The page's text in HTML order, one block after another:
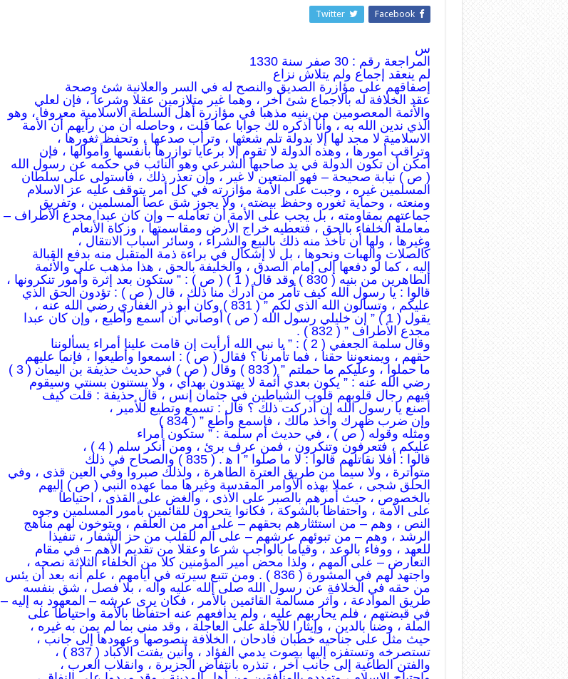
Facebook
Twitter
س
المراجعة رقم : 30 صفر سنة 1330
لم ينعقد إجماع ولم يتلاش نزاع
إصفاقهم على مؤازرة الصديق والنصح له في السر والعلانية شئ وصحة
عقد الخلافة له بالاجماع شئ آخر ، وهما غير متلازمين عقلا وشرعا ، فإن لعلي
والأئمة المعصومين من بنيه مذهبا في مؤازرة أهل السلطة الاسلامية معروفا ، وهو
الذي ندين الله به ، وأنا أذكره لك جوابا عما قلت ، وحاصله أن من رأيهم أن الأمة
الاسلامية لا مجد لها إلا بدولة تلم شعثها ، وترأب صدعها ، وتحفظ ثغورها ،
وتراقب أمورها ، وهذه الدولة لا تقوم إلا برعايا توازرها بأنفسها وأموالها ، فإن
أمكن أن تكون الدولة في يد صاحبها الشرعي وهو النائب في حكمه عن رسول الله
( ص ) نيابة صحيحة – فهو المتعين لا غير ، وإن تعذر ذلك ، فاستولى على سلطان
المسلمين غيره ، وجبت على الأمة مؤازرته في كل أمر يتوقف عليه عز الاسلام
ومنعته ، وحماية ثغوره وحفظ بيضته ، ولا يجوز شق عصا المسلمين ، وتفريق
جماعتهم بمقاومته ، بل يجب على الأمة أن تعامله – وإن كان عبدا مجدع الأطراف –
معاملة الخلفاء بالحق ، فتعطيه خراج الأرض ومقاسمتها ، وزكاة الأنعام
وغيرها ، ولها أن تأخذ منه ذلك بالبيع والشراء ، وسائر أسباب الانتقال ،
كالصلات والهبات ونحوها ، بل لا إشكال في براءة ذمة المتقبل منه بدفع القبالة
إليه ، كما لو دفعها إلى إمام الصدق ، والخليفة بالحق ، هذا مذهب علي والأئمة
الطاهرين من بنيه ( 830 ) وقد قال ( 1 ) ( ص ) : ” ستكون بعد إثرة وأمور تنكرونها ،
قالوا : يا رسول الله كيف تأمر من أدرك منا ذلك ، قال ( ص ) : تؤدون الحق الذي
عليكم ، وتسألون الله الذي لكم ” ( 831 ) وكان أبو ذر الغفاري رضي الله عنه ،
يقول ( 1 ) ” إن خليلي رسول الله ( ص ) أوصاني أن أسمع وأطيع ، وإن كان عبدا
مجدع الأطراف ” ( 832 ) .
وقال سلمة الجعفي ( 2 ) : ” يا نبي الله أرأيت إن قامت علينا أمراء يسألوننا
حقهم ، ويمنعوننا حقنا ، فما تأمرنا ؟ فقال ( ص ) : اسمعوا وأطيعوا ، فإنما عليهم
ما حملوا ، وعليكم ما حملتم ” ( 833 ) وقال ( ص ) في حديث حذيفة بن اليمان ( 3 )
رضي الله عنه : ” يكون بعدي أئمة لا يهتدون بهداي ، ولا يستنون بسنتي وسيقوم
فيهم رجال قلوبهم قلوب الشياطين في جثمان إنس ، قال حذيفة : قلت كيف
أصنع يا رسول الله إن أدركت ذلك ؟ قال : تسمع وتطيع للأمير ،
وإن ضرب ظهرك وأخذ مالك ، فاسمع وأطع ” ( 834 )
ومثله وقوله ( ص ) ، في حديث أم سلمة : ” ستكون أمراء
عليكم ، فتعرفون وتنكرون ، فمن عرف برئ ، ومن أنكر سلم ( 4 ) ،
قالوا : أفلا نقاتلهم قالوا : لا ما صلوا ” ا ه‍ . ( 835 ) والصحاح في ذلك
متواترة ، ولا سيما من طريق العترة الطاهرة ، ولذلك صبروا وفي العين قذى ، وفي
الحلق شجى ، عملا بهذه الأوامر المقدسة وغيرها مما عهده النبي ( ص ) إليهم
بالخصوص ، حيث أمرهم بالصبر على الأذى ، والغض على القذى ، احتياطا
على الأمة ، واحتفاظا بالشوكة ، فكانوا يتحرون للقائمين بأمور المسلمين وجوه
النص ، وهم – من استئثارهم بحقهم – على أمر من العلقم ، ويتوخون لهم مناهج
الرشد ، وهم – من تبوئهم عرشهم – على آلم للقلب من حز الشفار ، تنفيذا
للعهد ، ووفاء بالوعد ، وقياما بالواجب شرعا وعقلا من تقديم الأهم – في مقام
التعارض – على المهم ، ولذا محض أمير المؤمنين كلا من الخلفاء الثلاثة نصحه ،
واجتهد لهم في المشورة ( 836 ) . ومن تتبع سيرته في أيامهم ، علم أنه بعد أن يئس
من حقه في الخلافة عن رسول الله صلى الله عليه وآله ، بلا فصل ، شق بنفسه
طريق الموادعة ، وآثر مسالمة القائمين بالأمر ، فكان يرى عرشه – المعهود به إليه –
في قبضتهم ، فلم يحاربهم عليه ، ولم يدافعهم عنه احتفاظا بالأمة واحتياطا على
الملة ، وضنا بالدين ، وإيثارا للآجلة على العاجلة ، وقد مني بما لم يمن به غيره ،
حيث مثل على جناحيه خطبان فادحان ، الخلافة بنصوصها وعهودها إلى جانب ،
تستصرخه وتستفزه إليها بصوت يدمي الفؤاد ، وأنين يفتت الأكباد ( 837 ) ،
والفتن الطاغية إلى جانب آخر ، تنذره بانتفاض الجزيرة ، وانقلاب العرب ،